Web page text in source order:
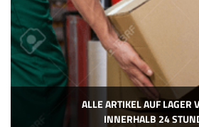
ALLE ARTIKEL AUF LAGER
INNERHALB 24